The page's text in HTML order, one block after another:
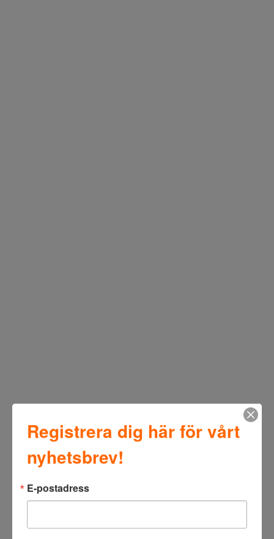
Registrera dig här för vårt
nyhetsbrev!
E-postadress